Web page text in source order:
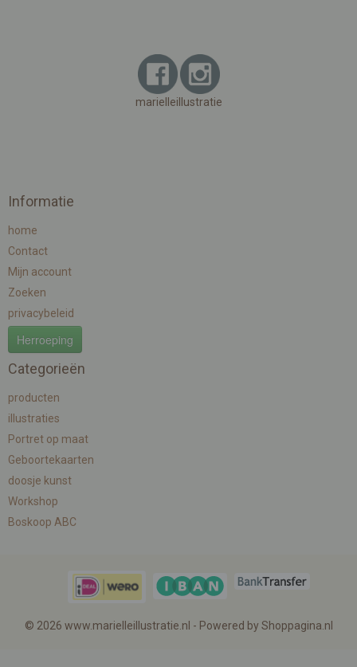
marielleillustratie
Informatie
home
Contact
Mijn account
Zoeken
privacybeleid
Herroeping
Categorieën
producten
illustraties
Portret op maat
Geboortekaarten
doosje kunst
Workshop
Boskoop ABC
© 2026 www.marielleillustratie.nl - Powered by Shoppagina.nl